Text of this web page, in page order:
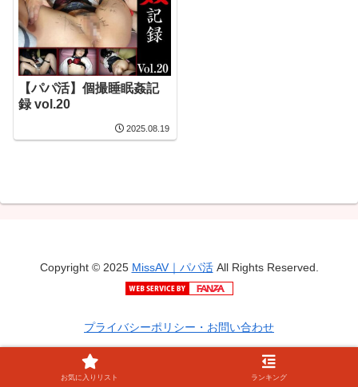
【パパ活】個撮睡眠姦記
録 vol.20
2025.08.19
Copyright © 2025 MissAV｜パパ活All Rights Reserved.
プライバシーポリシー・お問い合わせ
お気に入りリスト ランキング